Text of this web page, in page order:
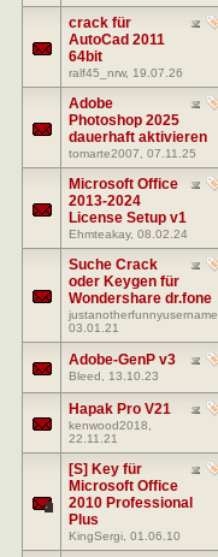
crack für
AutoCad 2011
64bit
ralf45_nrw, 19.07.26
Adobe
Photoshop 2025
dauerhaft aktivieren
tomarte2007 , 07.11.25
Microsoft Office
2013-2024
License Setup v1
Ehmteakay, 08.02.24
Suche Crack
oder Keygen für
Wondershare dr.fone
justanotherfunnyusername
03.01.21
Adobe-GenP v3
Bleed , 13.10.23
Hapak Pro V21
kenwood2018
22.11.21
[S] Key für
Microsoft Office
2010 Professional
Plus
KingSergi , 01.06.10